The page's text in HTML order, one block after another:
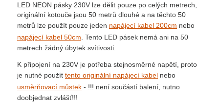
LED NEON pásky 230V lze dělit pouze po celých metrech,
originální kotouče jsou 50 metrů dlouhé a na těchto 50
metrů lze použít pouze jeden napájecí kabel 200cm nebo
napájecí kabel 50cm . Tento LED pásek nemá ani na 50
metrech žádný úbytek svítivosti.
K připojení na 230V je potřeba stejnosměrné napětí, proto
je nutné použít tento originální napájecí kabel nebo
usměrňovací můstek - !!! není součástí balení, nutno
doobjednat zvlášť!!!